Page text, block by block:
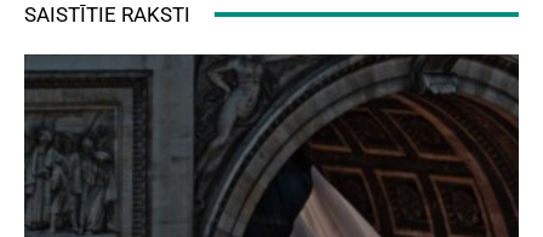
SAISTĪTIE RAKSTI